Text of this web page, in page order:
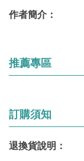
作者簡介：
推薦專區
訂購須知
退換貨說明：